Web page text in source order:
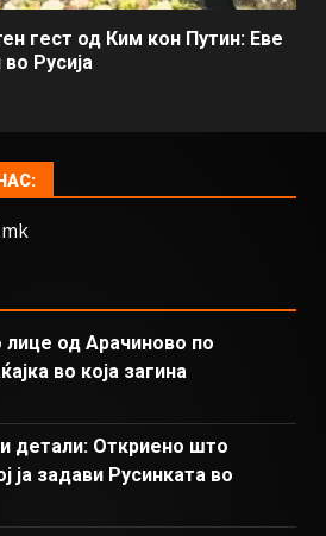
гест од Ким кон Путин: Еве
Русија
од Арачиново по
во која загина
детали: Откриено што
ја задави Русинката во